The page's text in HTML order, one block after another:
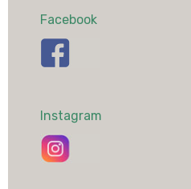
Facebook
Instagram